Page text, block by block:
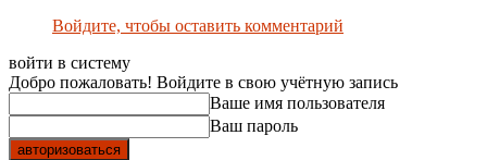
Войдите, чтобы оставить комментарий
войти в систему
Добро пожаловать! Войдите в свою учётную запись
Ваше имя пользователя
Ваш пароль